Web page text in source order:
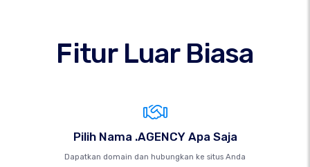
Fitur Luar Biasa
Pilih Nama .AGENCY Apa Saja
Dapatkan domain dan hubungkan ke situs Anda